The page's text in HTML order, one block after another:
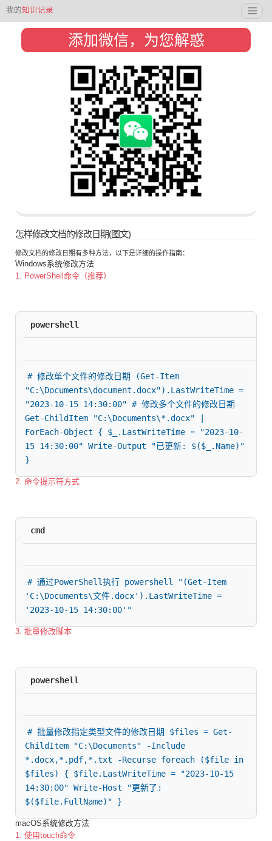
我的知识记录
添加微信，为您解惑
怎样修改文档的修改日期(图文)
修改文档的修改日期有多种方法，以下是详细的操作指南：
Windows系统修改方法
1. PowerShell命令（推荐）
powershell
# 修改单个文件的修改日期 (Get-Item
"C:\Documents\document.docx").LastWriteTime =
"2023-10-15 14:30:00" # 修改多个文件的修改日期
Get-ChildItem "C:\Documents\*.docx" |
ForEach-Object { $_.LastWriteTime = "2023-10-
15 14:30:00" Write-Output "已更新: $($_.Name)"
}
2. 命令提示符方式
cmd
# 通过PowerShell执行 powershell "(Get-Item
'C:\Documents\文件.docx').LastWriteTime =
'2023-10-15 14:30:00'"
3. 批量修改脚本
powershell
# 批量修改指定类型文件的修改日期 $files = Get-
ChildItem "C:\Documents" -Include
*.docx,*.pdf,*.txt -Recurse foreach ($file in
$files) { $file.LastWriteTime = "2023-10-15
14:30:00" Write-Host "更新了:
$($file.FullName)" }
macOS系统修改方法
1. 使用touch命令